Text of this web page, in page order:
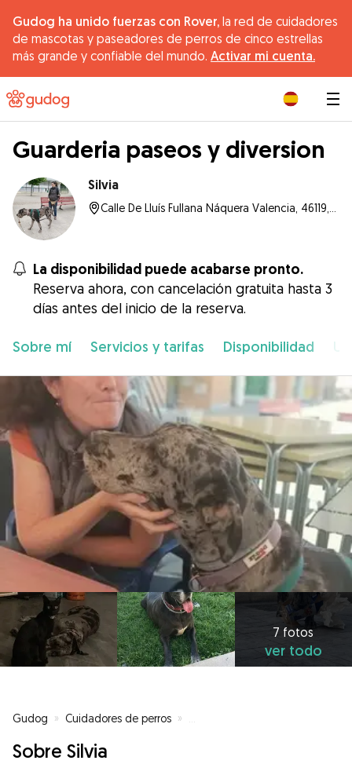
Gudog ha unido fuerzas con Rover, la red de cuidadores
de mascotas y paseadores de perros de cinco estrellas
más grande y confiable del mundo. Activar mi cuenta.
Guarderia paseos y diversion
Silvia
La disponibilidad puede acabarse pronto.
Reserva ahora, con cancelación gratuita hasta 3
días antes del inicio de la reserva.
Sobre mí Servicios y tarifas Disponibilidad
7 fotos
ver todo
Gudog » Cuidadores de perros »
Sobre Silvia